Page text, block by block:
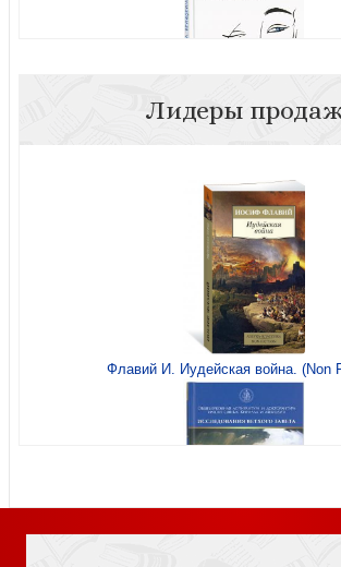
Времена года (2023)
Девочка на шаре
Аллилуйя! Письма близкому
Лидеры
Флавий И. Иудейская война. (Non